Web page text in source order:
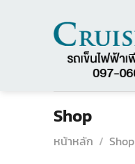
Shop
หน้าหลัก / Shop